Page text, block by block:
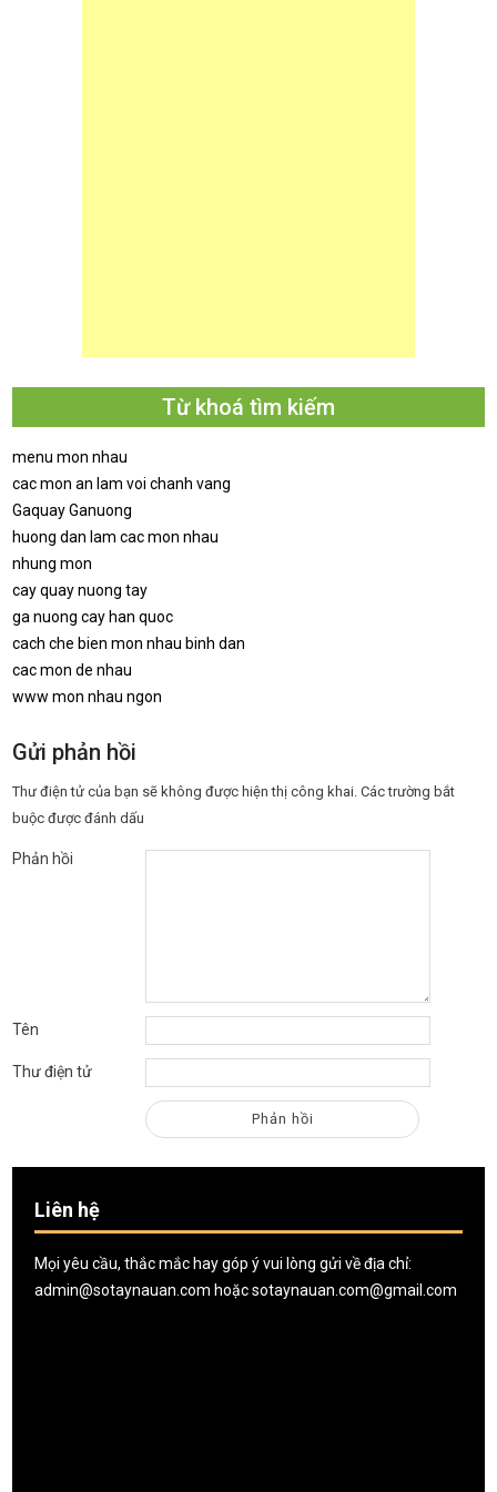
Từ khoá tìm kiếm
menu mon nhau
cac mon an lam voi chanh vang
Gaquay Ganuong
huong dan lam cac mon nhau
nhung mon
cay quay nuong tay
ga nuong cay han quoc
cach che bien mon nhau binh dan
cac mon de nhau
www mon nhau ngon
Gửi phản hồi
Thư điện tử của bạn sẽ không được hiện thị công khai. Các trường bắt
buộc được đánh dấu
Phản hồi
Tên
Thư điện tử
Liên hệ
Mọi yêu cầu, thắc mắc hay góp ý vui lòng gửi về địa chỉ:
admin@sotaynauan.com hoặcsotaynauan.com@gmail.com